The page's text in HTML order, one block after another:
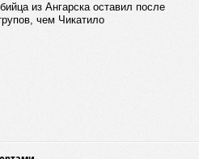
из Ангарска оставил после
чем Чикатило